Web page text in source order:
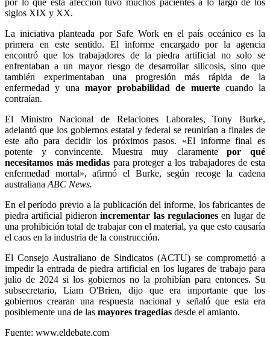
por lo que esta afección tuvo muchos pacientes a lo largo de los
siglos XIX y XX.
La iniciativa planteada por Safe Work en el país oceánico es la
primera en este sentido. El informe encargado por la agencia
encontró que los trabajadores de la piedra artificial no solo se
enfrentaban a un mayor riesgo de desarrollar silicosis, sino que
también experimentaban una progresión más rápida de la
enfermedad y una mayor probabilidad de muerte cuando la
contraían.
El Ministro Nacional de Relaciones Laborales, Tony Burke,
adelantó que los gobiernos estatal y federal se reunirían a finales de
este año para decidir los próximos pasos. «El informe final es
potente y convincente. Muestra muy claramentepor qué
necesitamos más medidas para proteger a los trabajadores de esta
enfermedad mortal», afirmó el Burke, según recoge la cadena
australiana ABC News.
En el período previo a la publicación del informe, los fabricantes de
piedra artificial pidieron incrementar las regulacionesen lugar de
una prohibición total de trabajar con el material, ya que esto causaría
el caos en la industria de la construcción.
El Consejo Australiano de Sindicatos (ACTU) se comprometió a
impedir la entrada de piedra artificial en los lugares de trabajo para
julio de 2024 si los gobiernos no la prohibían para entonces. Su
subsecretario, Liam O'Brien, dijo que era importante que los
gobiernos crearan una respuesta nacional y señaló que esta era
posiblemente una de las mayores tragedias desde el amianto.
Fuente: www.eldebate.com